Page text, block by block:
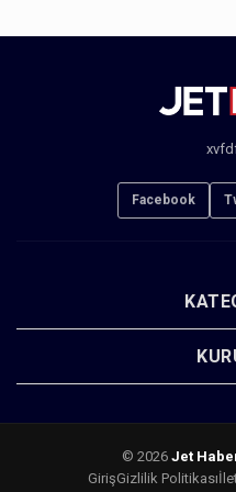
Facebook
© 2026 Jet
GirişGizlilik Politikası